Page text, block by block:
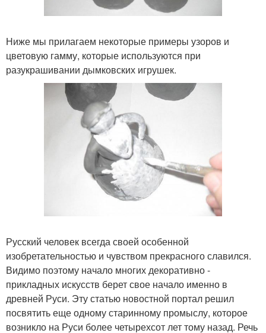
Ниже мы прилагаем некоторые примеры узоров и
цветовую гамму, которые используются при
разукрашивании дымковских игрушек.
Русский человек всегда своей особенной
изобретательностью и чувством прекрасного славился.
Видимо поэтому начало многих декоративно -
прикладных искусств берет свое начало именно в
древней Руси. Эту статью новостной портал решил
посвятить еще одному старинному промыслу, которое
возникло на Руси более четырехсот лет тому назад. Речь